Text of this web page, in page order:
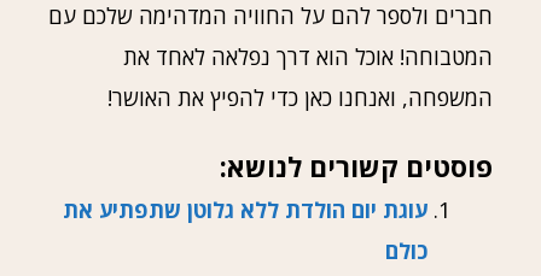
חברים ולספר להם על החוויה המדהימה שלכם עם
המטבוחה! אוכל הוא דרך נפלאה לאחד את
המשפחה, ואנחנו כאן כדי להפיץ את האושר!
פוסטים קשורים לנושא:
עוגת יום הולדת ללא גלוטן שתפתיע את
כולם